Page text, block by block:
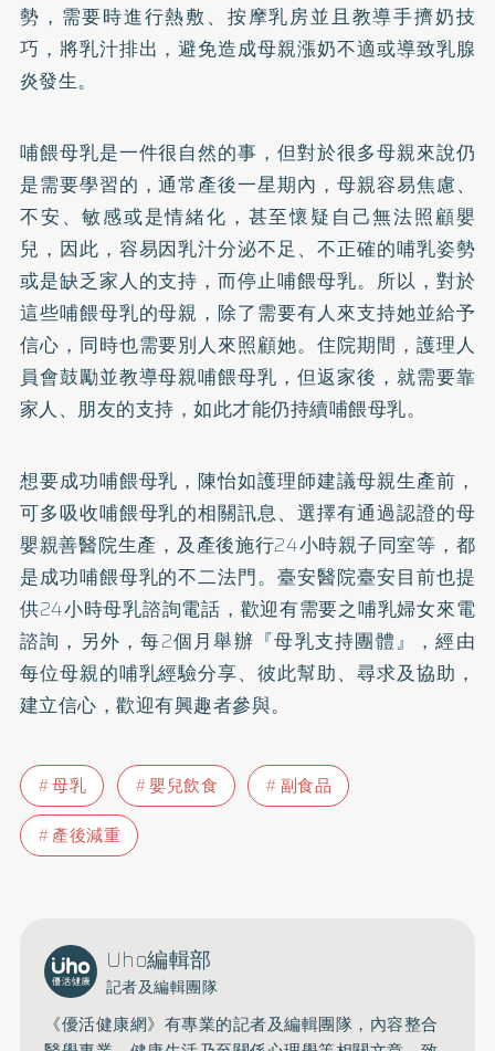
勢，需要時進行熱敷、按摩乳房並且教導手擠奶技
巧，將乳汁排出，避免造成母親漲奶不適或導致乳腺
炎發生。
哺餵母乳是一件很自然的事，但對於很多母親來說仍
是需要學習的，通常產後一星期內，母親容易焦慮、
不安、敏感或是情緒化，甚至懷疑自己無法照顧嬰
兒，因此，容易因乳汁分泌不足、不正確的哺乳姿勢
或是缺乏家人的支持，而停止哺餵母乳。所以，對於
這些哺餵母乳的母親，除了需要有人來支持她並給予
信心，同時也需要別人來照顧她。住院期間，護理人
員會鼓勵並教導母親哺餵母乳，但返家後，就需要靠
家人、朋友的支持，如此才能仍持續哺餵母乳。
想要成功哺餵母乳，陳怡如護理師建議母親生產前，
可多吸收哺餵母乳的相關訊息、選擇有通過認證的母
嬰親善醫院生產，及產後施行24小時親子同室等，都
是成功哺餵母乳的不二法門。臺安醫院臺安目前也提
供24小時母乳諮詢電話，歡迎有需要之哺乳婦女來電
諮詢，另外，每2個月舉辦『母乳支持團體』，經由
每位母親的哺乳經驗分享、彼此幫助、尋求及協助，
建立信心，歡迎有興趣者參與。
母乳 嬰兒飲食
副食品
產後減重
Uho編輯部
記者及編輯團隊
《優活健康網》有專業的記者及編輯團隊，內容整合